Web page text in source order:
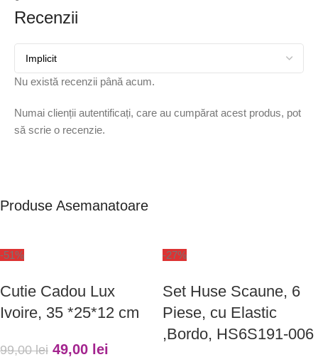
Recenzii
Nu există recenzii până acum.
Numai clienții autentificați, care au cumpărat acest produs, pot
să scrie o recenzie.
Produse Asemanatoare
-51%
Cutie Cadou Lux
Ivoire, 35 *25*12 cm
99,00lei 49,00 lei
-27%
Set Huse Scaune, 6
Piese, cu Elastic
,Bordo, HS6S191-006